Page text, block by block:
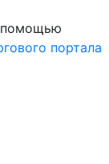
помощью
портала